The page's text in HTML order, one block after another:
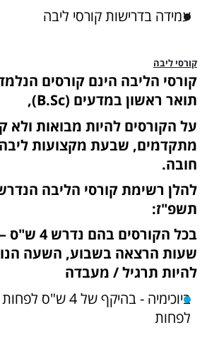
עמידה בדרישות קורסי ליבה
קורסי ליבה
קורסי הליבה הינם קורסים
תואר ראשון במדעים (B.Sc),
על הקורסים להיות מבואות ולא
מתקדמים, שבעת מקצועות
חובה.
להלן רשימת קורסי הליבה
תשפ"ז:
שעות הרצאה בשבוע, השעה
להיות תרגיל / מעבדה
לפחות